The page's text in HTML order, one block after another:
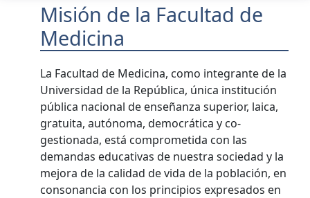
Misión de la Facultad de
Medicina
La Facultad de Medicina, como integrante de la
Universidad de la República, única institución
pública nacional de enseñanza superior, laica,
gratuita, autónoma, democrática y co-
gestionada, está comprometida con las
demandas educativas de nuestra sociedad y la
mejora de la calidad de vida de la población, en
consonancia con los principios expresados en